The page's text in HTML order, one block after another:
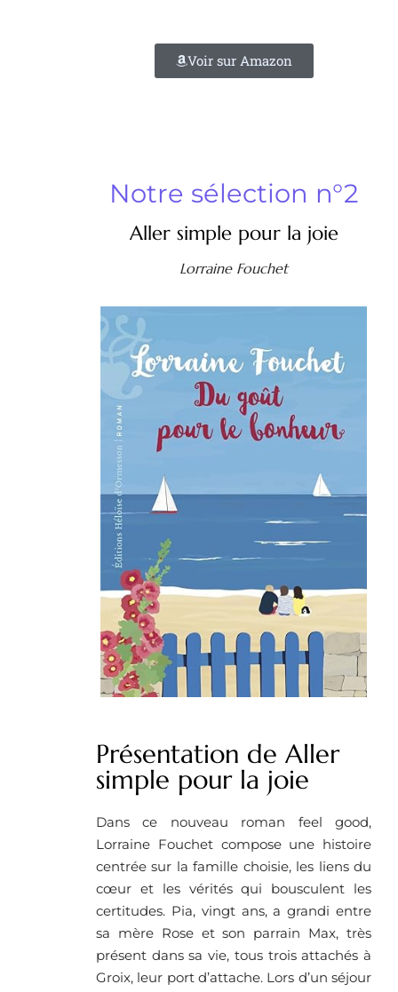
Voir sur Amazon
Notre sélection n°2
Aller simple pour la joie
Lorraine Fouchet
Présentation de Aller
simple pour la joie
Dans ce nouveau roman feel good,
Lorraine Fouchet compose une histoire
centrée sur la famille choisie, les liens du
cœur et les vérités qui bousculent les
certitudes. Pia, vingt ans, a grandi entre
sa mère Rose et son parrain Max, très
présent dans sa vie, tous trois attachés à
Groix, leur port d’attache. Lors d’un séjour